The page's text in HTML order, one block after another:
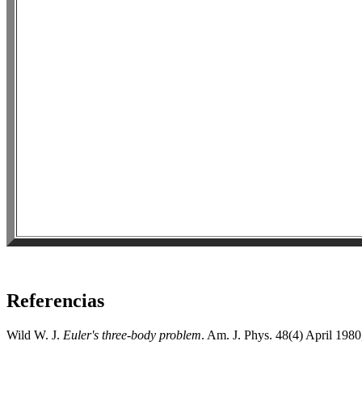
Referencias
Wild W. J. Euler's three-body problem. Am. J. Phys. 48(4) April